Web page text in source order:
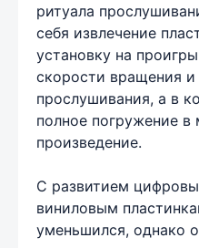
ритуала
себя извлечение
установку на
скорости вращения и
прослушивания, а в
полное погружение в
произведение.
С развитием
виниловым
уменьшился, однако